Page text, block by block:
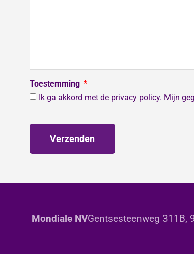
Toestemming
Ik ga akkord met de privacy policy. Mijn
Verzenden
Mondiale NVGentsesteenweg 311B,